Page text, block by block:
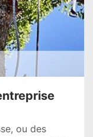
ou des